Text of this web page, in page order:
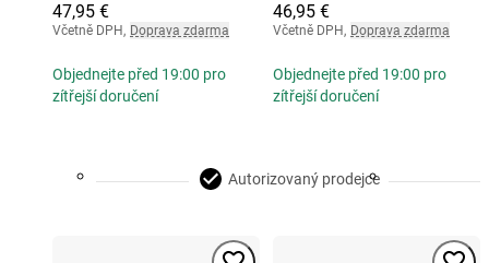
47,95 €
Včetně DPH, Doprava zdarma
Objednejte před 19:00 pro
zítřejší doručení
46,95 €
Včetně DPH, Doprava zdarma
Objednejte před 19:00 pro
zítřejší doručení
Autorizovaný prodejce